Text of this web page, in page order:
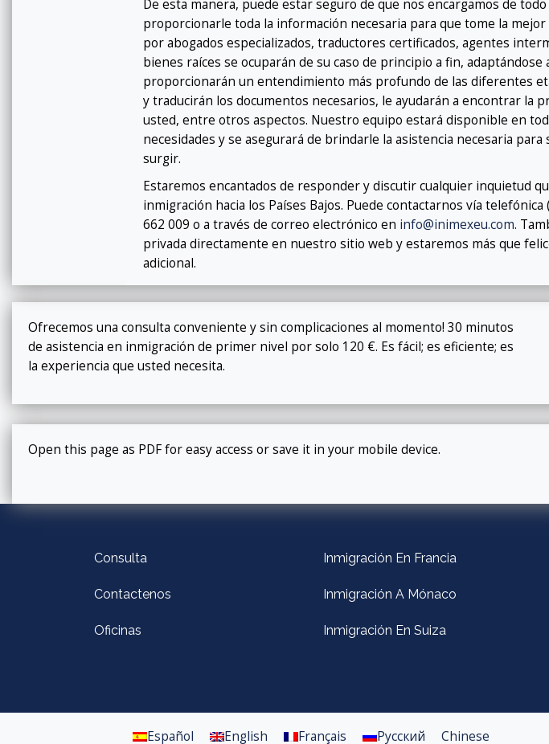
De esta manera, puede estar seguro de que nos encargamos de
proporcionarle toda la información necesaria para que tome la
por abogados especializados, traductores certificados, agentes
bienes raíces se ocuparán de su caso de principio a fin, adaptándose
proporcionarán un entendimiento más profundo de las diferentes
y traducirán los documentos necesarios, le ayudarán a encontrar la
usted, entre otros aspectos. Nuestro equipo estará disponible en
necesidades y se asegurará de brindarle la asistencia necesaria
surgir.
Estaremos encantados de responder y discutir cualquier inquietud
inmigración hacia los Países Bajos. Puede contactarnos vía
662 009 o a través de correo electrónico en info@inimexeu.com.
privada directamente en nuestro sitio web y estaremos más que
adicional.
Ofrecemos una consulta conveniente y sin complicaciones al momento! 30 minutos
de asistencia en inmigración de primer nivel por solo 120 €. Es fácil; es eficiente; es
la experiencia que usted necesita.
Open this page as PDF for easy access or save it in your mobile device.
Consulta
Contactenos
Oficinas
Inmigración En Francia
Inmigración A Mónaco
Inmigración En Suiza
Español English Français Русский Chinese